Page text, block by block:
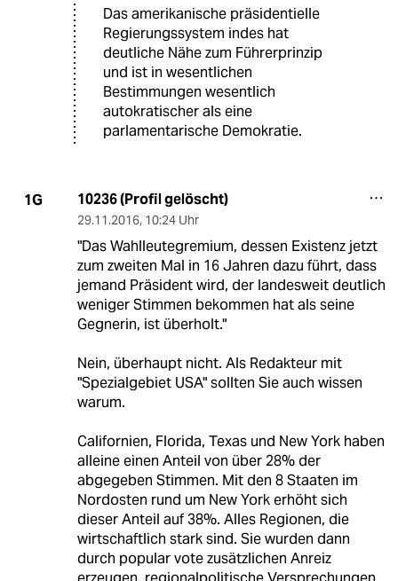
Das amerikanische präsidentielle
Regierungssystem indes hat
deutliche Nähe zum Führerprinzip
und ist in wesentlichen
Bestimmungen wesentlich
autokratischer als eine
parlamentarische Demokratie.
1G 10236 (Profil gelöscht)
29.11.2016, 10:24 Uhr
"Das Wahlleutegremium, dessen Existenz jetzt
zum zweiten Mal in 16 Jahren dazu führt, dass
jemand Präsident wird, der landesweit deutlich
weniger Stimmen bekommen hat als seine
Gegnerin, ist überholt."
Nein, überhaupt nicht. Als Redakteur mit
"Spezialgebiet USA" sollten Sie auch wissen
warum.
Californien, Florida, Texas und New York haben
alleine einen Anteil von über 28% der
abgegeben Stimmen. Mit den 8 Staaten im
Nordosten rund um New York erhöht sich
dieser Anteil auf 38%. Alles Regionen, die
wirtschaftlich stark sind. Sie wurden dann
durch popular vote zusätzlichen Anreiz